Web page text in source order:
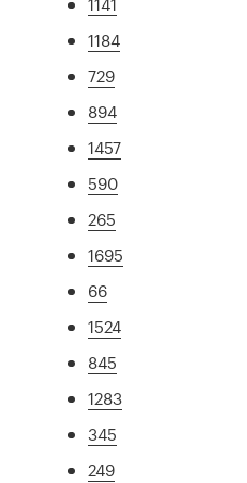
1184
729
894
1457
590
265
1695
66
1524
845
1283
345
249